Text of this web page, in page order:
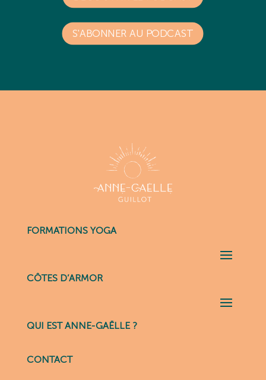
S'ABONNER AU PODCAST
FORMATIONS YOGA
CÔTES D’ARMOR
QUI EST ANNE-GAËLLE ?
CONTACT